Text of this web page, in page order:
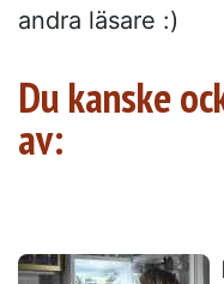
andra läsare :)
Du kanske
av: